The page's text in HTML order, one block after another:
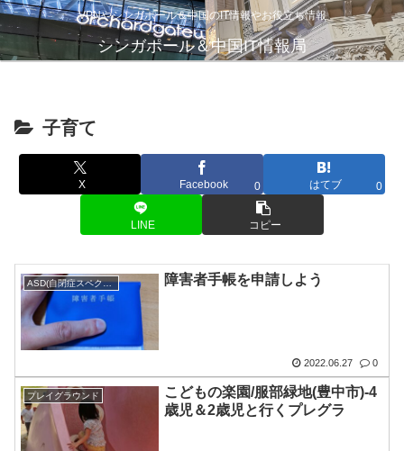
VPNやシンガポール＆中国のIT情報やお役立ち情報
シンガポール＆中国IT情報局
子育て
X Facebook 0 はてブ 0
LINE コピー
ASD(自閉症スペクトラム) 障害者手帳を申請しよう
2022.06.27 0
プレイグラウンド
こどもの楽園/服部緑地(豊中市)-4
歳児＆2歳児と行くプレグラ